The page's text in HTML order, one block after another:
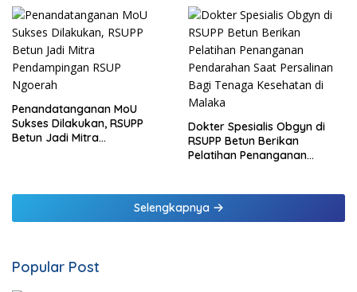
Penandatanganan MoU
Sukses Dilakukan, RSUPP
Betun Jadi Mitra
Dokter Spesialis Obgyn di
RSUPP Betun Berikan
Pelatihan Penanganan
Malaka
Selengkapnya
Popular Post